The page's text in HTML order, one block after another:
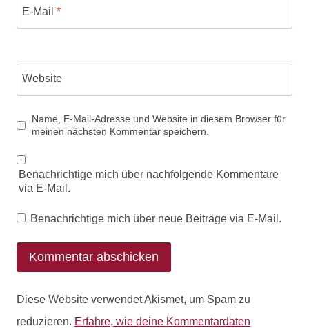
E-Mail *
Website
Name, E-Mail-Adresse und Website in diesem Browser für
meinen nächsten Kommentar speichern.
Benachrichtige mich über nachfolgende Kommentare
via E-Mail.
Benachrichtige mich über neue Beiträge via E-Mail.
Diese Website verwendet Akismet, um Spam zu
reduzieren. Erfahre, wie deine Kommentardaten